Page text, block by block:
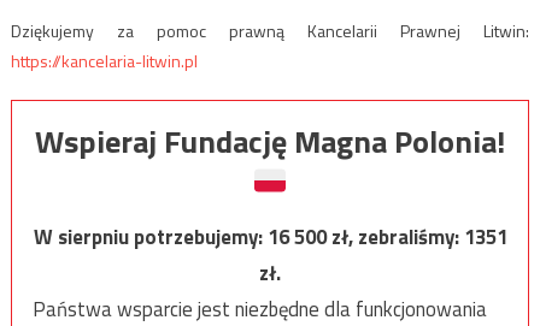
Dziękujemy za pomoc prawną Kancelarii Prawnej Litwin:
https://kancelaria-litwin.pl
Wspieraj Fundację Magna Polonia!
W sierpniu potrzebujemy:16 500zł, zebraliśmy:1351
zł.
Państwa wsparcie jest niezbędne dla funkcjonowania